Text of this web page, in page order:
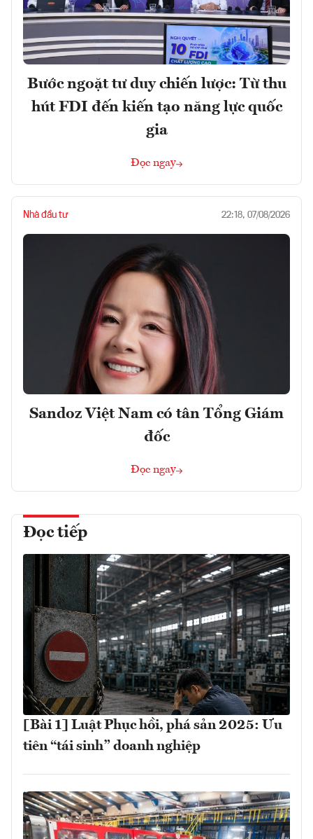
Bước ngoặt tư duy chiến lược: Từ thu
hút FDI đến kiến tạo năng lực quốc
gia
Đọc ngay
Nhà đầu tư 22:18, 07/08/2026
Sandoz Việt Nam có tân Tổng Giám
đốc
Đọc ngay
Đọc tiếp
[Bài 1] Luật Phục hồi, phá sản 2025: Ưu
tiên “tái sinh” doanh nghiệp